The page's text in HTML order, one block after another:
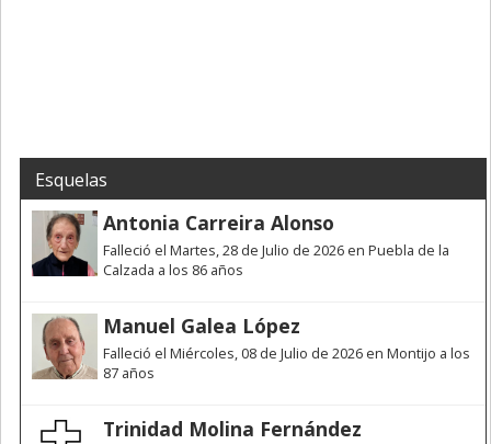
Esquelas
Antonia Carreira Alonso
Falleció el Martes, 28 de Julio de 2026 en Puebla de la
Calzada a los 86 años
Manuel Galea López
Falleció el Miércoles, 08 de Julio de 2026 en Montijo a los
87 años
Trinidad Molina Fernández